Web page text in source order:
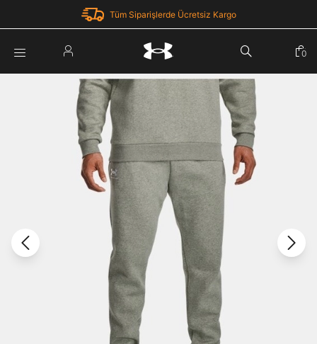
Tüm Siparişlerde Ücretsiz Kargo
E-posta Adresi *
Giriş Yap
Under Armour'da yeni misiniz? Kayıt Ol
Üye Olmadan Devam Et
0
Parola Yenileme
E-posta adresi
Parolayı Yenile
Giriş Sayfasına Dön
Zaten hesabın var mı? Giriş yap